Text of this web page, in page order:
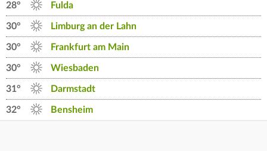
28° Fulda
30° Limburg an der Lahn
30° Frankfurt am Main
30° Wiesbaden
31° Darmstadt
32° Bensheim